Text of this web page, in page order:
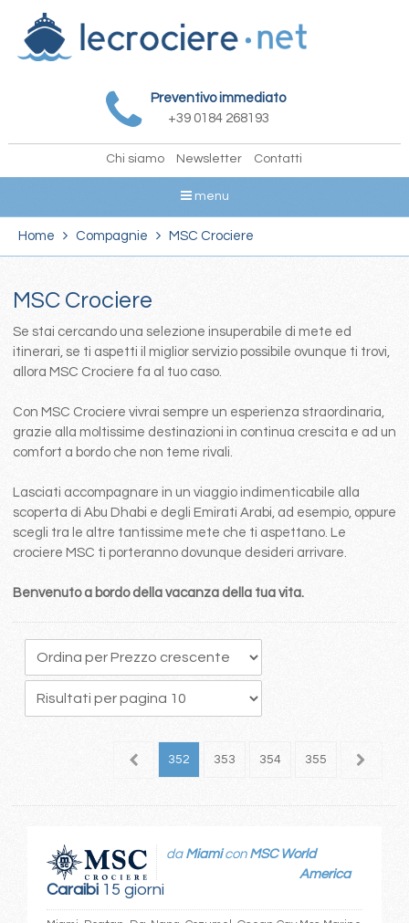
Preventivo immediato
+39 0184 268193
Chi siamo Newsletter Contatti
menu
Home Compagnie MSC Crociere
MSC Crociere
Se stai cercando una selezione insuperabile di mete ed
itinerari, se ti aspetti il miglior servizio possibile ovunque ti trovi,
allora MSC Crociere fa al tuo caso.
Con MSC Crociere vivrai sempre un esperienza straordinaria,
grazie alla moltissime destinazioni in continua crescita e ad un
comfort a bordo che non teme rivali.
Lasciati accompagnare in un viaggio indimenticabile alla
scoperta di Abu Dhabi e degli Emirati Arabi, ad esempio, oppure
scegli tra le altre tantissime mete che ti aspettano. Le
crociere MSC ti porteranno dovunque desideri arrivare.
Benvenuto a bordo della vacanza della tua vita.
351 352 353 354 355 356
Caraibi15 giorni
da Miamicon MSC World
America